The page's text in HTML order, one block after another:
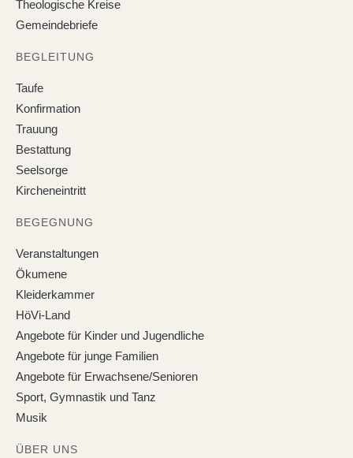
Theologische Kreise
Gemeindebriefe
BEGLEITUNG
Taufe
Konfirmation
Trauung
Bestattung
Seelsorge
Kircheneintritt
BEGEGNUNG
Veranstaltungen
Ökumene
Kleiderkammer
HöVi-Land
Angebote für Kinder und Jugendliche
Angebote für junge Familien
Angebote für Erwachsene/Senioren
Sport, Gymnastik und Tanz
Musik
ÜBER UNS